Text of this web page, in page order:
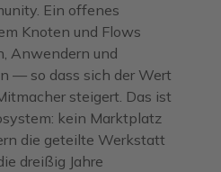
Ein offenes
Knoten und Flows
Anwendern und
— so dass sich der Wert
steigert. Das ist
kein Marktplatz
die geteilte Werkstatt
dreißig Jahre